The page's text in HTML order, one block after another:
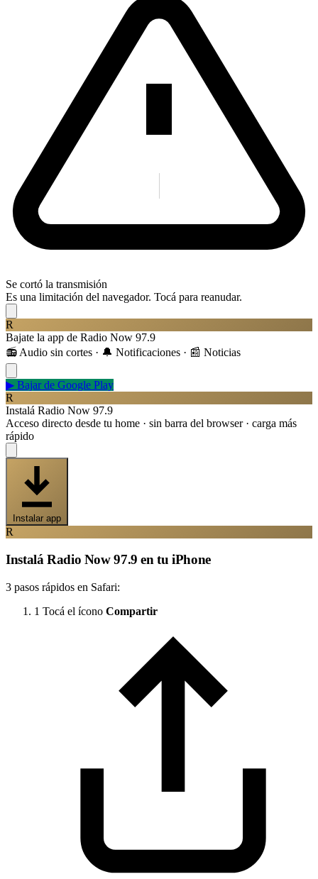
Se cortó la transmisión
Es una limitación del navegador. Tocá para reanudar.
R
Bajate la app de Radio Now 97.9
📻 Audio sin cortes · 🔔 Notificaciones · 📰 Noticias
▶ Bajar de Google Play
R
Instalá Radio Now 97.9
Acceso directo desde tu home · sin barra del browser · carga más
rápido
Instalar app
R
Instalá Radio Now 97.9 en tu iPhone
3 pasos rápidos en Safari:
1 Tocá el ícono Compartir